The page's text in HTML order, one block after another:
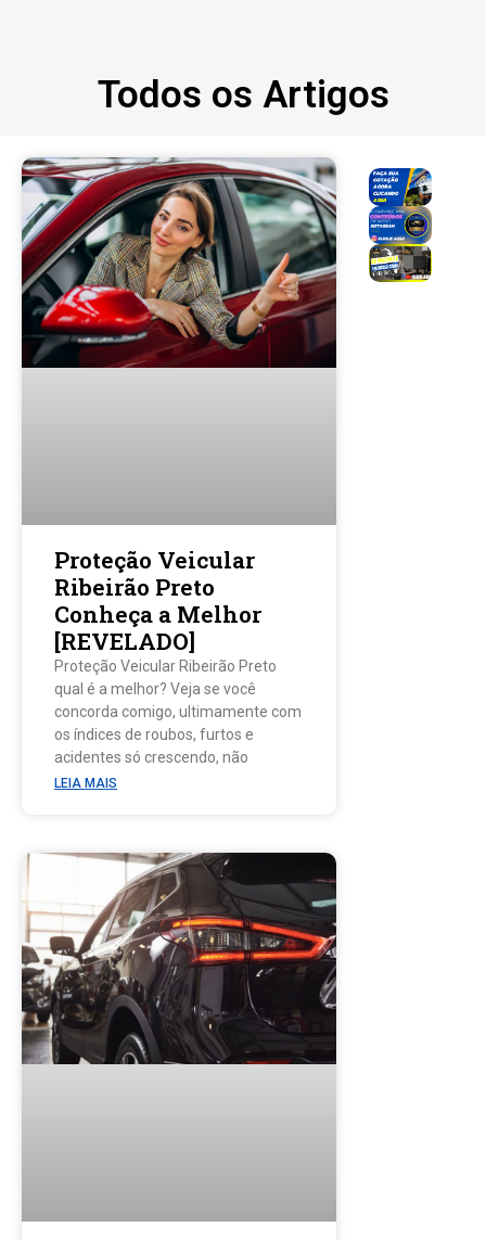
Todos os Artigos
Proteção Veicular
Ribeirão Preto
Conheça a Melhor
[REVELADO]
Proteção Veicular Ribeirão Preto
qual é a melhor? Veja se você
concorda comigo, ultimamente com
os índices de roubos, furtos e
acidentes só crescendo, não
LEIA MAIS